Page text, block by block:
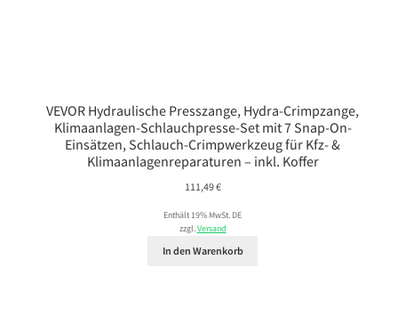
VEVOR Hydraulische Presszange, Hydra-Crimpzange,
Klimaanlagen-Schlauchpresse-Set mit 7 Snap-On-
Einsätzen, Schlauch-Crimpwerkzeug für Kfz- &
Klimaanlagenreparaturen – inkl. Koffer
111,49€
Enthält 19% MwSt. DE
zzgl.Versand
In den Warenkorb